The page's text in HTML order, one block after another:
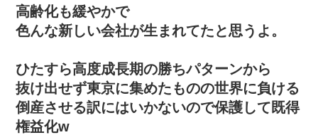
高齢化も緩やかで
色んな新しい会社が生まれてたと思うよ。
ひたすら高度成長期の勝ちパターンから
抜け出せず東京に集めたものの世界に負ける
倒産させる訳にはいかないので保護して既得
権益化w